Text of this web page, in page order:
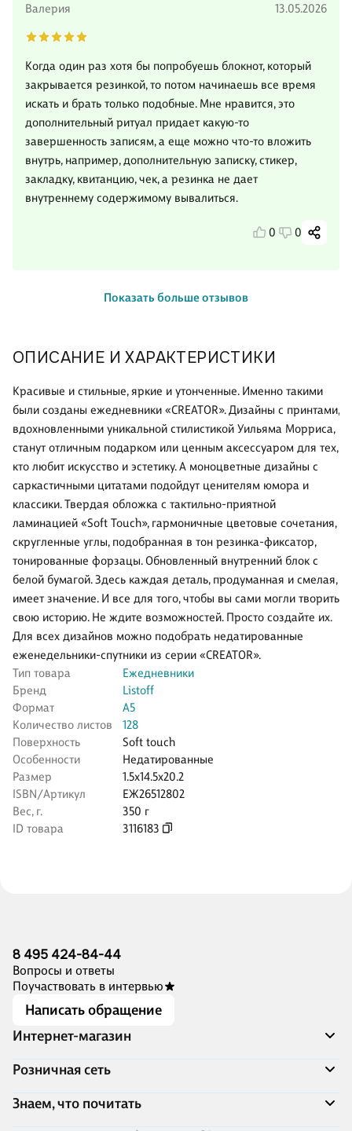
ОПИСАНИЕ И ХАРАКТЕРИСТИКИ
Красивые и стильные, яркие и утонченные. Именно такими
были созданы ежедневники «CREATOR». Дизайны с принтами,
вдохновленными уникальной стилистикой Уильяма Морриса,
станут отличным подарком или ценным аксессуаром для тех,
кто любит искусство и эстетику. А моноцветные дизайны с
саркастичными цитатами подойдут ценителям юмора и
классики. Твердая обложка с тактильно-приятной
ламинацией «Soft Touch», гармоничные цветовые сочетания,
скругленные углы, подобранная в тон резинка-фиксатор,
тонированные форзацы. Обновленный внутренний блок с
белой бумагой. Здесь каждая деталь, продуманная и смелая,
имеет значение. И все для того, чтобы вы сами могли творить
свою историю. Не ждите возможностей. Просто создайте их.
Для всех дизайнов можно подобрать недатированные
еженедельники-спутники из серии «CREATOR».
Тип товара
Ежедневники
Бренд
Listoff
Формат
А5
Количество листов
128
Поверхность
Soft touch
Особенности
Недатированные
Размер
1.5x14.5x20.2
ISBN/Артикул
ЕЖ26512802
Вес, г.
350 г
ID товара
3116183
Валерия 13.05.2026
Когда один раз хотя бы попробуешь блокнот, который
закрывается резинкой, то потом начинаешь все время
искать и брать только подобные. Мне нравится, это
дополнительный ритуал придает какую-то
завершенность записям, а еще можно что-то вложить
внутрь, например, дополнительную записку, стикер,
закладку, квитанцию, чек, а резинка не дает
внутреннему содержимому вывалиться.
0 0
Показать больше отзывов
8 495 424-84-44
Вопросы и ответы
Поучаствовать в интервью
Написать обращение
Интернет-магазин
Акции
Доставка и оплата
Программа лояльности
Розничная сеть
Адреса магазинов
Книжный Дозор
Знаем, что почитать